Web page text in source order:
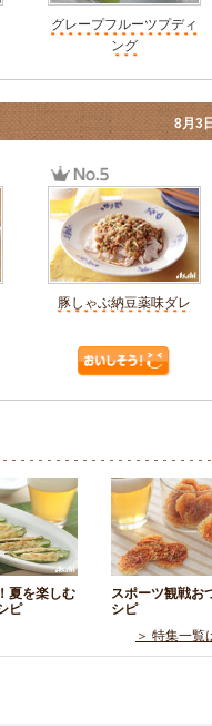
グレープフルーツプディ
ング
豚しゃぶ納豆薬味ダレ
8月3
夏を楽しむ
ピ
スポーツ観戦お
シピ
＞ 特集一覧